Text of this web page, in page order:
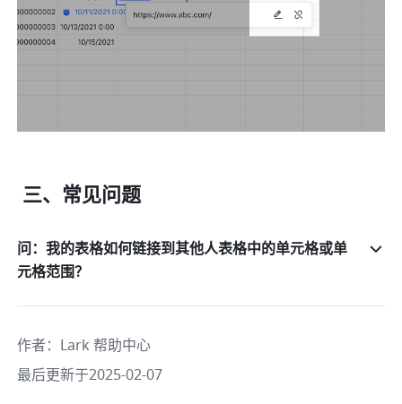
三、常见问题
问：我的表格如何链接到其他人表格中的单元格或单
元格范围？
作者： Lark 帮助中心
最后更新于2025-02-07